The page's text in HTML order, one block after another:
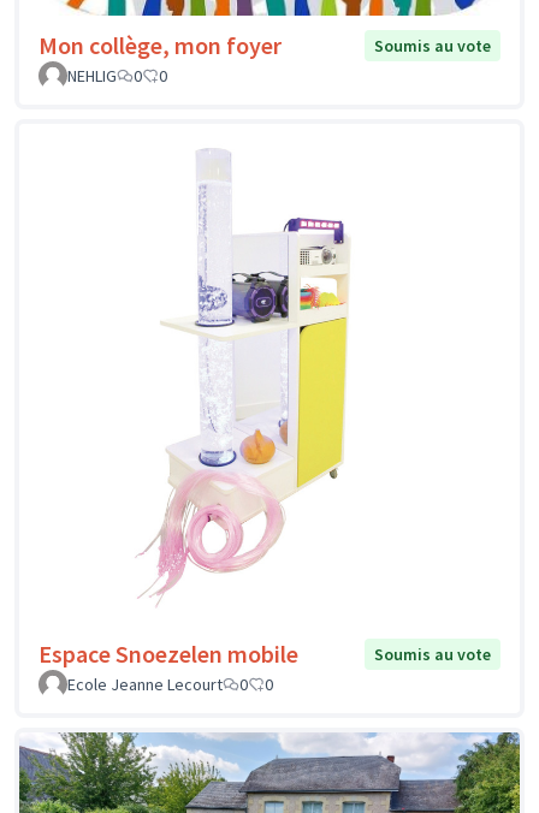
Mon collège, mon foyer
Soumis au vote
NEHLIG
0 0
Espace Snoezelen mobile
Soumis au vote
Ecole Jeanne Lecourt
0 0